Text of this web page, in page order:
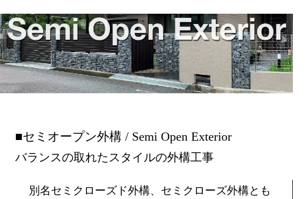
セミオープン外構 / Semi Open Exterior
バランスの取れたスタイルの外構工事
別名セミクローズド外構、セミクローズ外構とも